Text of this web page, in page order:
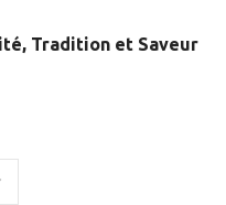
Tradition et Saveur